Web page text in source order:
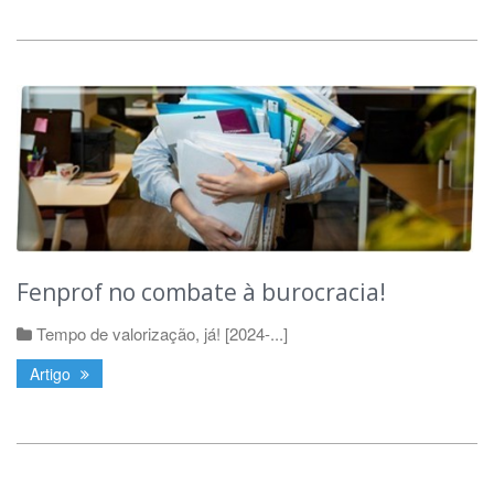
Fenprof no combate à burocracia!
Tempo de valorização, já! [2024-...]
Artigo